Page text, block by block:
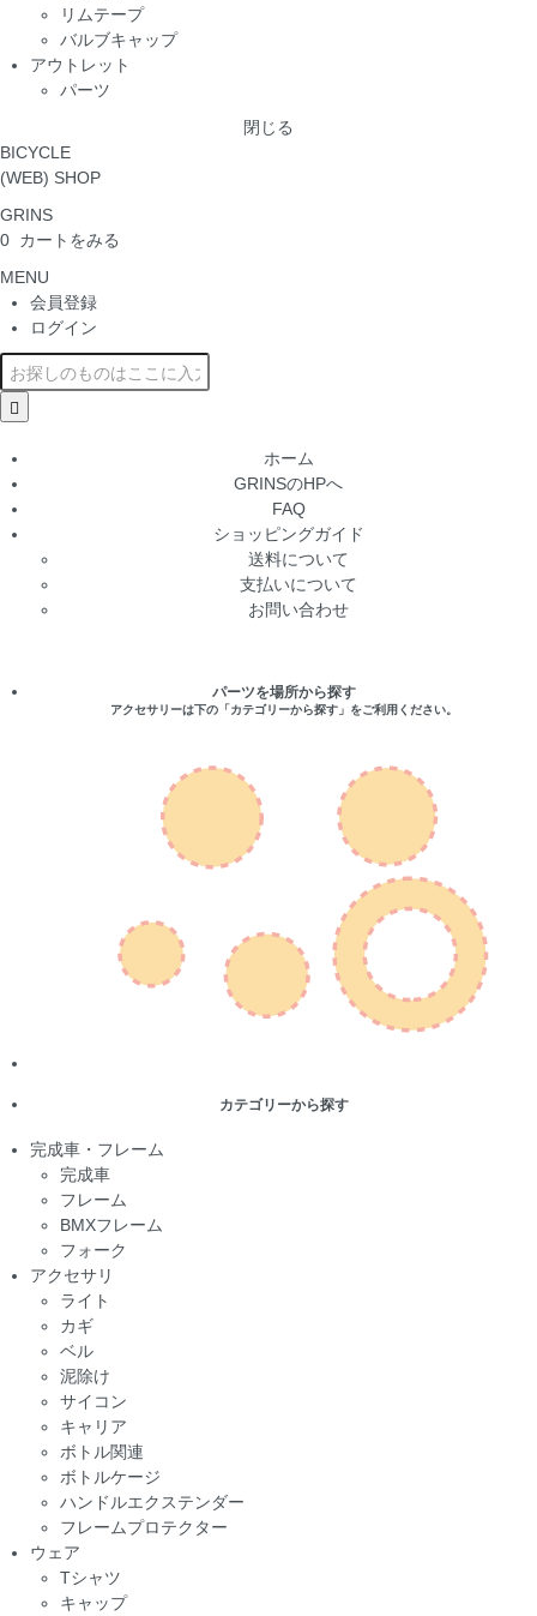
リムテープ
バルブキャップ
アウトレット
パーツ
閉じる
BICYCLE
(WEB) SHOP
GRINS
0 カートをみる
MENU
会員登録
ログイン
ホーム
GRINSのHPへ
FAQ
ショッピングガイド
送料について
支払いについて
お問い合わせ
パーツを場所から探す
アクセサリーは下の「カテゴリーから探す」をご利用ください。
カテゴリーから探す
完成車・フレーム
完成車
フレーム
BMXフレーム
フォーク
アクセサリ
ライト
カギ
ベル
泥除け
サイコン
キャリア
ボトル関連
ボトルケージ
ハンドルエクステンダー
フレームプロテクター
ウェア
Tシャツ
キャップ